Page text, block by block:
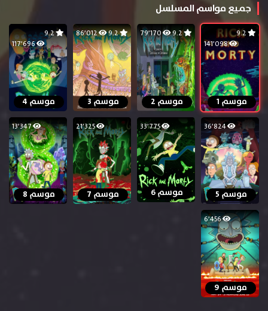
جميع مواسم المسلسل
141٬098
موسم 1
9.2 79٬170
موسم 2
9.2 86٬012
موسم 3
9.2
117٬696
موسم 4
36٬824
موسم 5 موسم 6
21٬325
موسم 7
13٬347
موسم 8
6٬456
موسم 9